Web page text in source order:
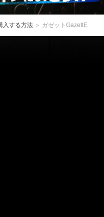
入する方法 ＞ ガゼットGazettE